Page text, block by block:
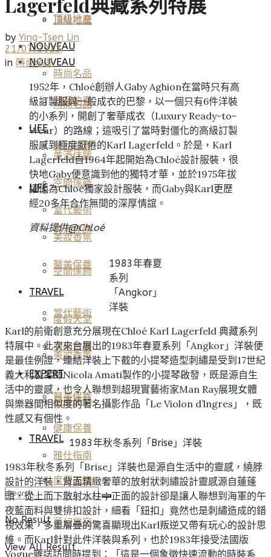
頂級地產
NOUVEAU
時尚名品
藏品拍賣
LIFE
美酒佳餚
空間傢飾
當代藝術
美妝香氛
醫美保養
TRAVEL
度假天堂
夢幻旅宿
頂級地產
NOUVEAU
時尚名品
藏品拍賣
LIFE
美酒佳餚
空間傢飾
當代藝術
美妝香氛
醫美保養
TRAVEL
度假天堂
夢幻旅宿
EXPERT
星座運勢
健康保養
雅仕指南
No Result
View All Result
by Ying-Tsen Lin
21/07/2023
in 時尚名品
1952年，Chloé創辦人Gaby Aghion在當時只有高
級訂製服與一般成衣的巴黎，以一個只有6件洋裝
的小系列，開創了奢華成衣（Luxury Ready-to-
Wear）的路線；這吸引了當時對僵化的高級訂製
服感到極度厭倦的Karl Lagerfeld。於是，Karl
Lagerfeld自1964年起開始為Chloé設計服裝，很
快地Gaby便意識到他的獨特才華，並於1975年拔
擢他為Chloé獨家設計服裝，而Gaby與Karl更歷
經20多年合作無間的深厚情誼。
資料提供@Chloé
1983年春夏
系列
「Angkor」
洋裝
Karl的前衛創意充分展現在Chloé Karl Lagerfeld 典藏系列
特展中。此次來台展出的1983年春夏系列「Angkor」洋裝便
是最佳例證，連結洋裝上下截的小提琴造型刺繡是受到17世紀
義大利製琴師Nicola Amati製作的小提琴啟發，既是源自生
活中的靈感，也令人聯想到超現實藝術家Man Ray展現女體
與樂器間相似度的著名攝影作品「Le Violon d’lngres」，既
性感又有個性。
1983年秋冬系列「Brise」洋裝
1983年秋冬系列「Brise」洋裝也是源自生活中的靈感，繞脖
設計的洋裝，背面精緻奢華的放射狀刺繡設計靈感源自蓮蓬
頭，從上而下散射水柱；正面的設計卻是讓人聯想到海軍的午
夜藍面料與雙排扣設計，細看「鈕扣」竟然也是刺繡造成的錯
視效果，多重層疊的驚喜顯現出Karl叛逆又帶有玩心的設計思
維。而Karl針對此件洋裝與系列，也於1983年接受法國版
Vogue雜誌訪問時提到：「這是一個象徵快速流動的時裝系